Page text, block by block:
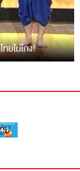
ยไม่โกง!